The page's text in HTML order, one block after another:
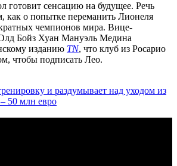
готовит сенсацию на будущее. Речь
как о попытке переманить Лионеля
чемпионов мира. Вице-
Бойз Хуан Мануэль Медина
изданию TN, что клуб из Росарио
чтобы подписать Лео.
и раздумывает над уходом из
50 млн евро